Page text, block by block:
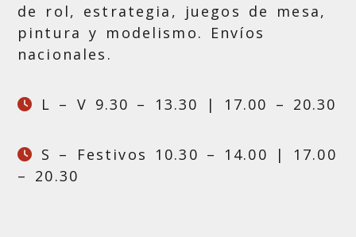
de rol, estrategia, juegos de mesa,
pintura y modelismo. Envíos
nacionales.
L – V 9.30 – 13.30 | 17.00 – 20.30
S – Festivos 10.30 – 14.00 | 17.00
– 20.30